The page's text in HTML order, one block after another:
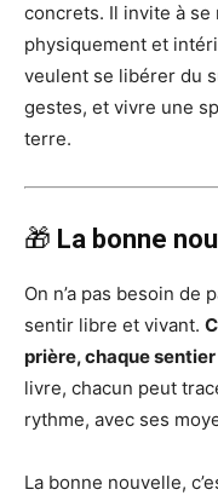
concrets. Il invite à
physiquement et
veulent se libérer du
gestes, et vivre une
terre.
🎁 La bonne
On n’a pas besoin de
sentir libre et vivant.
prière, chaque
livre, chacun peut
rythme, avec ses
La bonne nouvelle,